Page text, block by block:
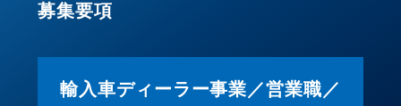
募集要項
輸入車ディーラー事業／営業職／